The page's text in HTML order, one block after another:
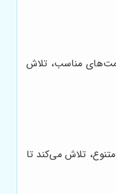
مناسب، تلاش
تلاش می‌کند تا